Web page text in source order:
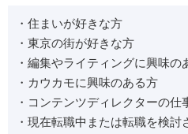
・住まいが好きな方
・東京の街が好きな方
・編集やライティングに興味の
・カウカモに興味のある方
・コンテンツディレクターの仕
・現在転職中または転職を検討